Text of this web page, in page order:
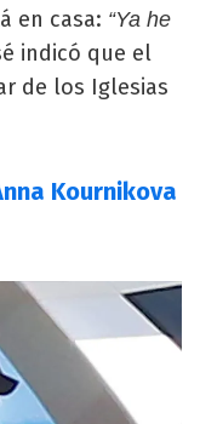
en casa: “Ya he
indicó que el
de los Iglesias
Kournikova